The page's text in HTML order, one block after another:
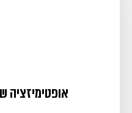
אופטימיזציה